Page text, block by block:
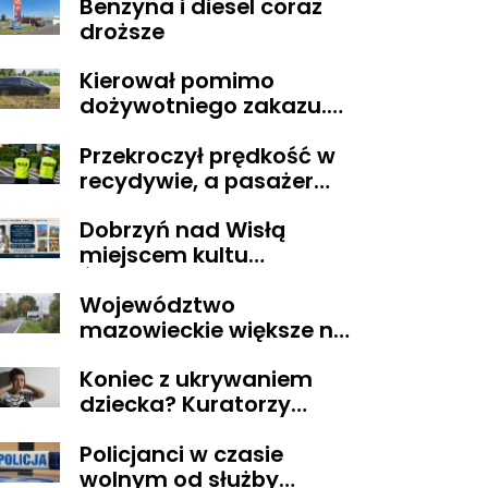
POZARZĄDOWYMI
walczą o środki z
Obywatelskiego
Mazowsza dla
terenu!
Benzyna i diesel coraz
droższe
Kierował pomimo
dożywotniego zakazu.
Przekroczył prędkość w
recydywie, a pasażer
poszukiwaną
Dobrzyń nad Wisłą
miejscem kultu
Neapolu
Województwo
mazowieckie większe niż
zarządzaniu. Eksperci
proponują podział
Koniec z ukrywaniem
dziecka? Kuratorzy
jakich nie mieli
Policjanci w czasie
wolnym od służby